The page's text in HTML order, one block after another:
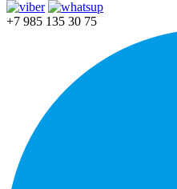
+7 985 135 30 75